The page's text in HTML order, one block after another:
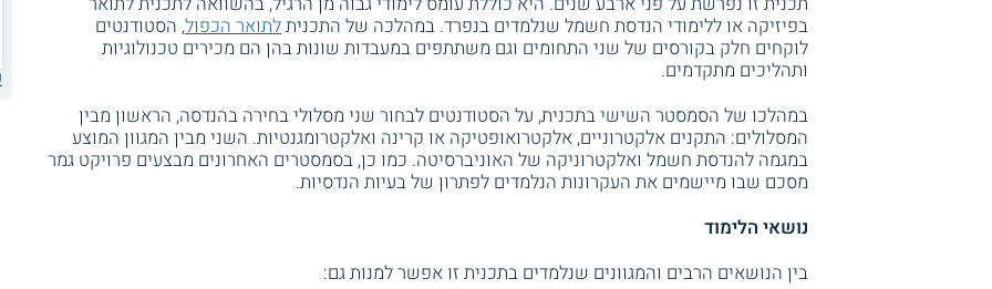
בפיזיקה או ללימודי הנדסת חשמל שנלמדים בנפרד. במהלכה של התכניתלתואר הכפול, הסטודנטים
לוקחים חלק בקורסים של שני התחומים וגם משתתפים במעבדות שונות בהן הם מכירים טכנולוגיות
ותהליכים מתקדמים.
במהלכו של הסמסטר השישי בתכנית, על הסטודנטים לבחור שני מסלולי בחירה בהנדסה, הראשון מבין
המסלולים: התקנים אלקטרוניים, אלקטרואופטיקה או קרינה ואלקטרומגנטיות. השני מבין המגוון המוצע
במגמה להנדסת חשמל ואלקטרוניקה של האוניברסיטה. כמו כן, בסמסטרים האחרונים מבצעים פרויקט גמר
מסכם שבו מיישמים את העקרונות הנלמדים לפתרון של בעיות הנדסיות.
נושאי הלימוד
בין הנושאים הרבים והמגוונים שנלמדים בתכנית זו אפשר למנות גם: